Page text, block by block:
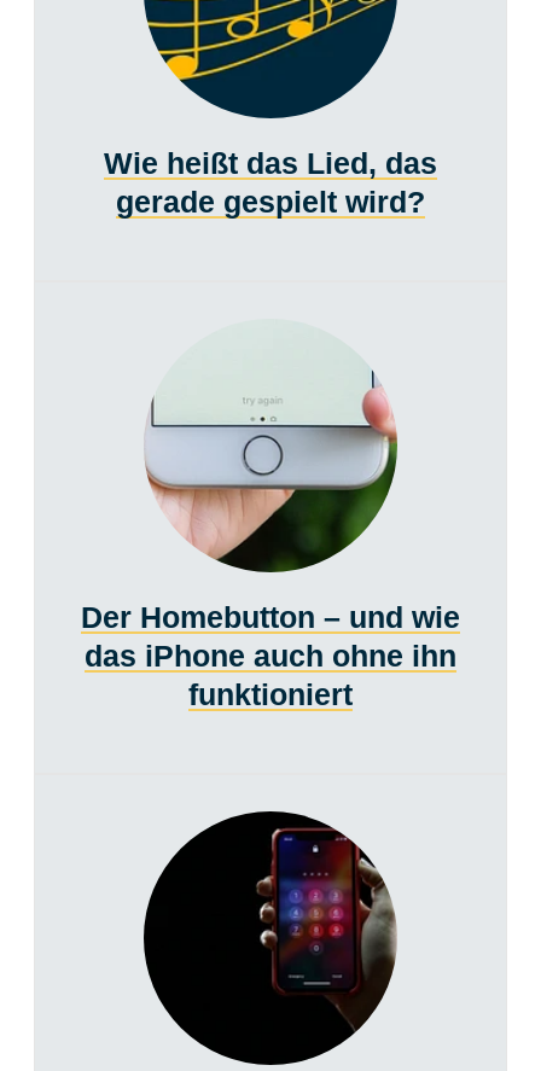
Wie heißt das Lied, das
gerade gespielt wird?
Der Homebutton – und wie
das iPhone auch ohne ihn
funktioniert